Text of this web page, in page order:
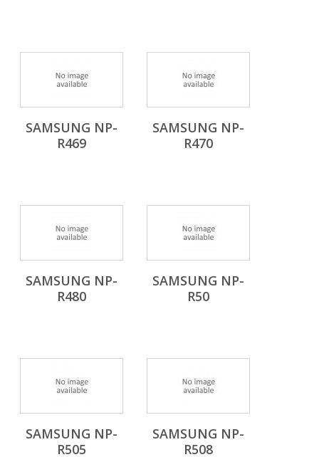
SAMSUNG NP-
R469
SAMSUNG NP-
R470
SAMSUNG NP-
R480
SAMSUNG NP-
R50
SAMSUNG NP-
R505
SAMSUNG NP-
R508